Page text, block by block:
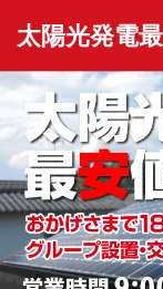
太陽光発電